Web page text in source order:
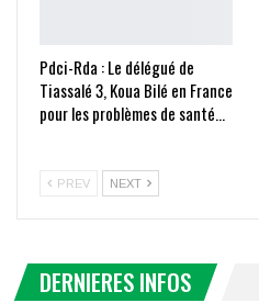
Pdci-Rda : Le délégué de
Tiassalé 3, Koua Bilé en France
pour les problèmes de santé…
PREV NEXT
DERNIERES INFOS